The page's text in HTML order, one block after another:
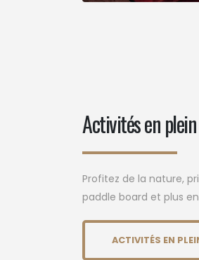
Activités en
Profitez de la nature,
paddle board et plus
ACTIVITÉS EN